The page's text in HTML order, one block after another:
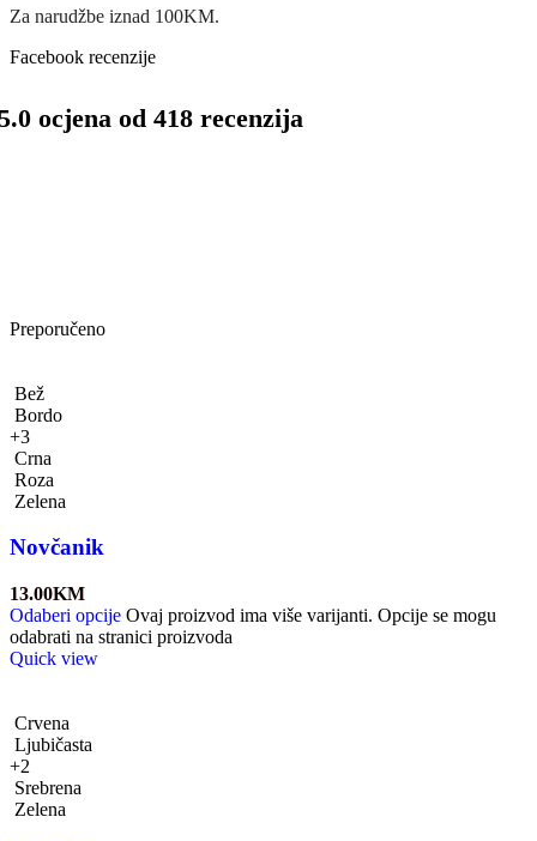
Za narudžbe iznad 100KM.
Facebook recenzije
ocjena od 418 recenzija
Preporučeno
Bež
Bordo
+3
Crna
Roza
Zelena
Novčanik
13.00KM
Odaberi opcije Ovaj proizvod ima više varijanti. Opcije se mogu
odabrati na stranici proizvoda
Quick view
Crvena
Ljubičasta
+2
Srebrena
Zelena